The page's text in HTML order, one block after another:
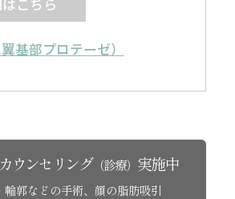
こちら
基部プロテーゼ）
ウンセリング（診療） 実施中
輪郭などの手術、顔の脂肪吸引